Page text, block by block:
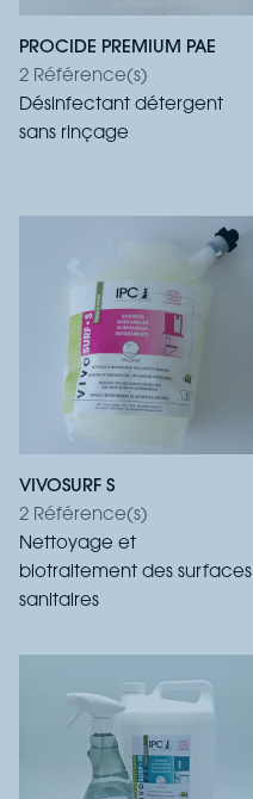
PROCIDE PREMIUM PAE
2 Référence(s)
Désinfectant détergent
sans rinçage
VIVOSURF S
2 Référence(s)
Nettoyage et
biotraitement des surfaces
sanitaires